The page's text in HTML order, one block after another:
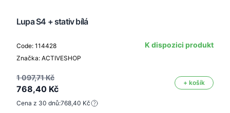
Lupa S4 + stativ bílá
Code: 114428
Značka: ACTIVESHOP
K dispozici produkt
1 097,71 Kč
768,40 Kč
+ košík
Cena z 30 dnů:768,40 Kč